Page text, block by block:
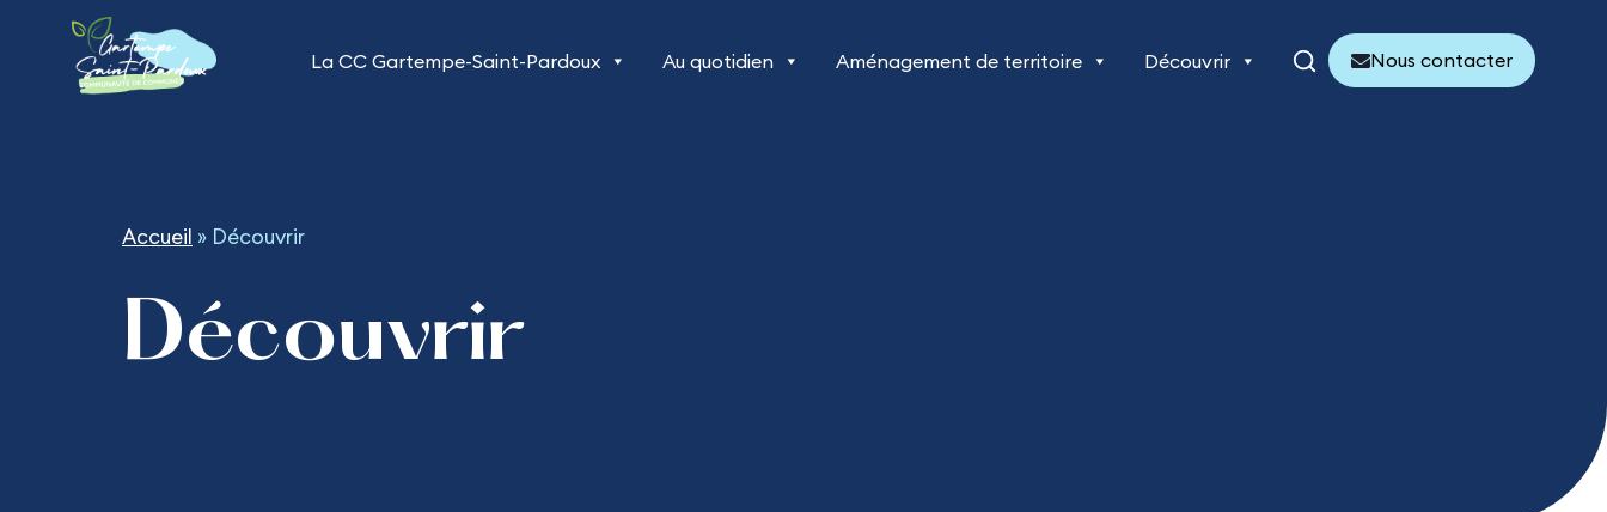
contenu
La CC Gartempe-Saint-Pardoux Au quotidien Aménagement de territoire Découvrir Nous contacter
Accueil » Découvrir
Découvrir